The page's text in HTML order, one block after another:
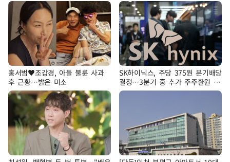
홍서범♥조갑경, 아들 불륜 사과
후 근황…밝은 미소
SK하이닉스, 주당 375원 분기배당
결정…3분기 중 추가 주주환원 발
표